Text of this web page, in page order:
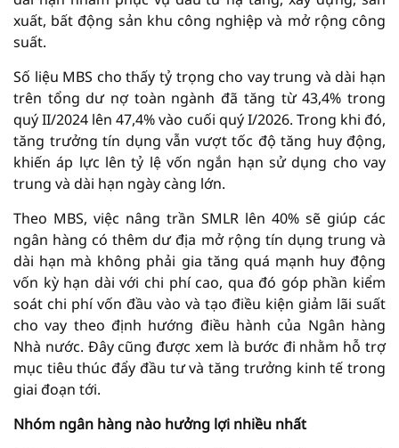
xuất, bất động sản khu công nghiệp và mở rộng công
suất.
Số liệu MBS cho thấy tỷ trọng cho vay trung và dài hạn
trên tổng dư nợ toàn ngành đã tăng từ 43,4% trong
quý II/2024 lên 47,4% vào cuối quý I/2026. Trong khi đó,
tăng trưởng tín dụng vẫn vượt tốc độ tăng huy động,
khiến áp lực lên tỷ lệ vốn ngắn hạn sử dụng cho vay
trung và dài hạn ngày càng lớn.
Theo MBS, việc nâng trần SMLR lên 40% sẽ giúp các
ngân hàng có thêm dư địa mở rộng tín dụng trung và
dài hạn mà không phải gia tăng quá mạnh huy động
vốn kỳ hạn dài với chi phí cao, qua đó góp phần kiểm
soát chi phí vốn đầu vào và tạo điều kiện giảm lãi suất
cho vay theo định hướng điều hành của Ngân hàng
Nhà nước. Đây cũng được xem là bước đi nhằm hỗ trợ
mục tiêu thúc đẩy đầu tư và tăng trưởng kinh tế trong
giai đoạn tới.
Nhóm ngân hàng nào hưởng lợi nhiều nhất